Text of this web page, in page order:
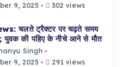
9, 2025
302 views
चलते ट्रैक्टर पर चढ़ते समय
युवक की पहिए के नीचे आने से मौत
Singh
9, 2025
291 views